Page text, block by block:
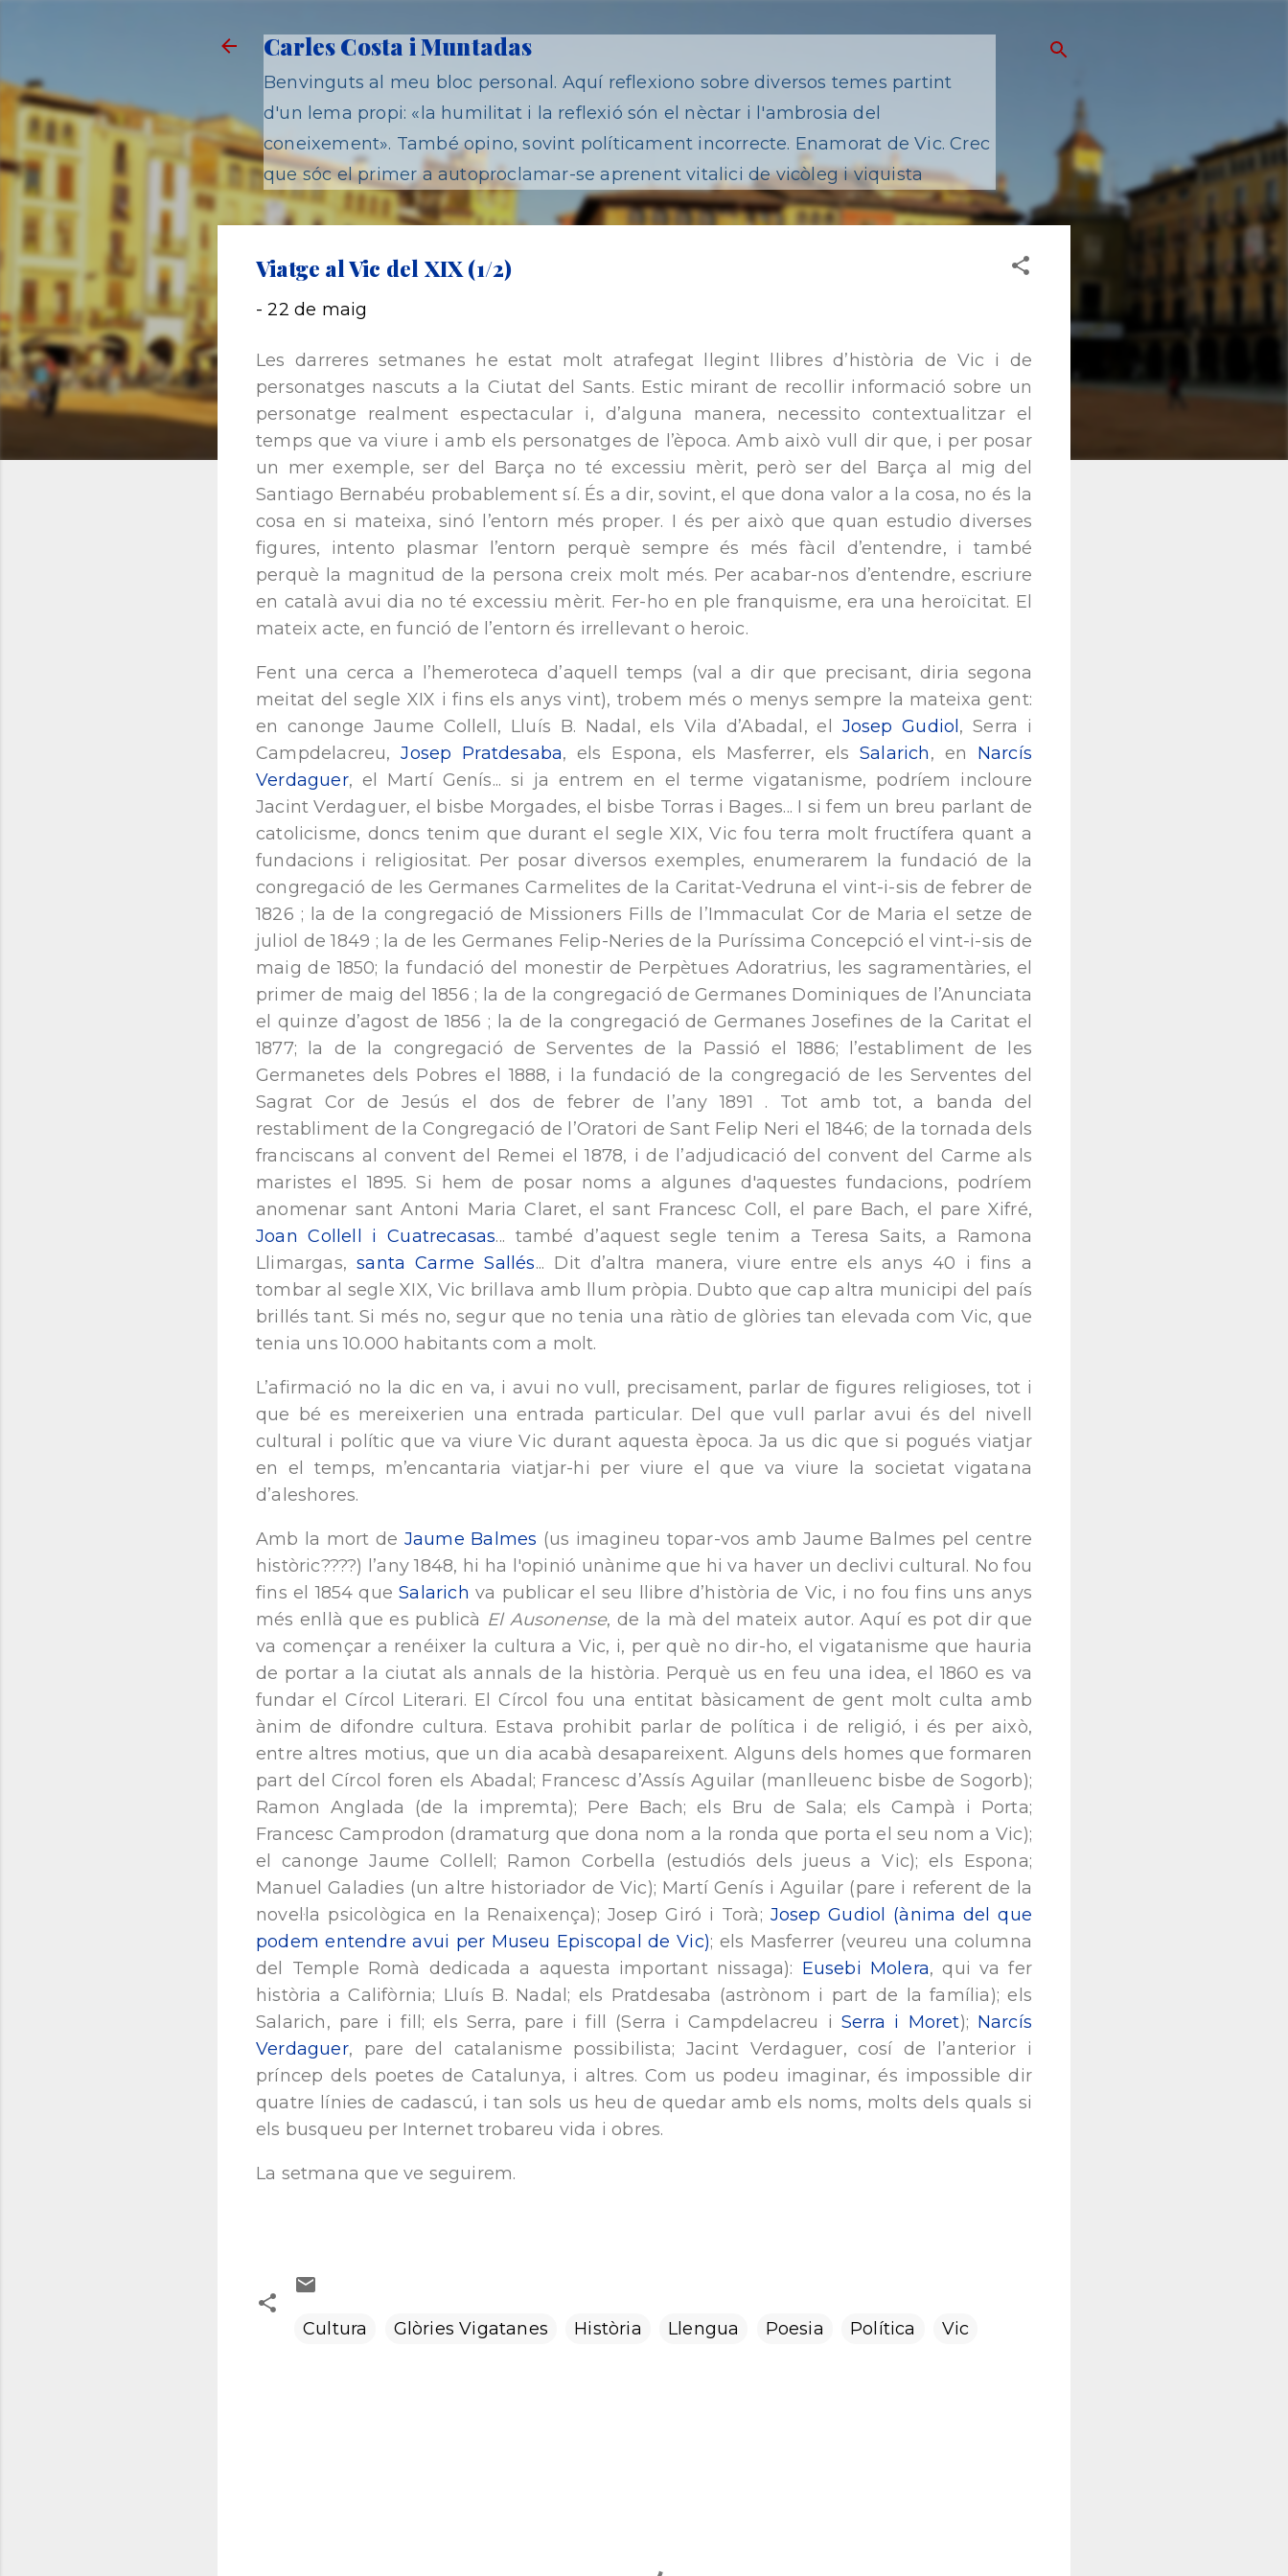
Carles Costa i Muntadas
Benvinguts al meu bloc personal. Aquí reflexiono sobre diversos temes partint
d'un lema propi: «la humilitat i la reflexió són el nèctar i l'ambrosia del
coneixement». També opino, sovint políticament incorrecte. Enamorat de Vic. Crec
que sóc el primer a autoproclamar-se aprenent vitalici de vicòleg i viquista
Viatge al Vic del XIX (1/2)
-22 de maig
Les darreres setmanes he estat molt atrafegat llegint llibres d’història de Vic i de
personatges nascuts a la Ciutat del Sants. Estic mirant de recollir informació sobre un
personatge realment espectacular i, d’alguna manera, necessito contextualitzar el
temps que va viure i amb els personatges de l’època. Amb això vull dir que, i per posar
un mer exemple, ser del Barça no té excessiu mèrit, però ser del Barça al mig del
Santiago Bernabéu probablement sí. És a dir, sovint, el que dona valor a la cosa, no és la
cosa en si mateixa, sinó l’entorn més proper. I és per això que quan estudio diverses
figures, intento plasmar l’entorn perquè sempre és més fàcil d’entendre, i també
perquè la magnitud de la persona creix molt més. Per acabar-nos d’entendre, escriure
en català avui dia no té excessiu mèrit. Fer-ho en ple franquisme, era una heroïcitat. El
mateix acte, en funció de l’entorn és irrellevant o heroic.
Fent una cerca a l’hemeroteca d’aquell temps (val a dir que precisant, diria segona
meitat del segle XIX i fins els anys vint), trobem més o menys sempre la mateixa gent:
en canonge Jaume Collell, Lluís B. Nadal, els Vila d’Abadal, el Josep Gudiol , Serra i
Campdelacreu,Josep Pratdesaba, els Espona, els Masferrer, elsSalarich, en Narcís
Verdaguer, el Martí Genís... si ja entrem en el terme vigatanisme, podríem incloure
Jacint Verdaguer, el bisbe Morgades, el bisbe Torras i Bages... I si fem un breu parlant de
catolicisme, doncs tenim que durant el segle XIX, Vic fou terra molt fructífera quant a
fundacions i religiositat. Per posar diversos exemples, enumerarem la fundació de la
congregació de les Germanes Carmelites de la Caritat-Vedruna el vint-i-sis de febrer de
1826 ; la de la congregació de Missioners Fills de l’Immaculat Cor de Maria el setze de
juliol de 1849 ; la de les Germanes Felip-Neries de la Puríssima Concepció el vint-i-sis de
maig de 1850; la fundació del monestir de Perpètues Adoratrius, les sagramentàries, el
primer de maig del 1856 ; la de la congregació de Germanes Dominiques de l’Anunciata
el quinze d’agost de 1856 ; la de la congregació de Germanes Josefines de la Caritat el
1877; la de la congregació de Serventes de la Passió el 1886; l’establiment de les
Germanetes dels Pobres el 1888, i la fundació de la congregació de les Serventes del
Sagrat Cor de Jesús el dos de febrer de l’any 1891 . Tot amb tot, a banda del
restabliment de la Congregació de l’Oratori de Sant Felip Neri el 1846; de la tornada dels
franciscans al convent del Remei el 1878, i de l’adjudicació del convent del Carme als
maristes el 1895. Si hem de posar noms a algunes d'aquestes fundacions, podríem
anomenar sant Antoni Maria Claret, el sant Francesc Coll, el pare Bach, el pare Xifré,
Joan Collell i Cuatrecasas... també d’aquest segle tenim a Teresa Saits, a Ramona
Llimargas,santa Carme Sallés... Dit d’altra manera, viure entre els anys 40 i fins a
tombar al segle XIX, Vic brillava amb llum pròpia. Dubto que cap altra municipi del país
brillés tant. Si més no, segur que no tenia una ràtio de glòries tan elevada com Vic, que
tenia uns 10.000 habitants com a molt.
L’afirmació no la dic en va, i avui no vull, precisament, parlar de figures religioses, tot i
que bé es mereixerien una entrada particular. Del que vull parlar avui és del nivell
cultural i polític que va viure Vic durant aquesta època. Ja us dic que si pogués viatjar
en el temps, m’encantaria viatjar-hi per viure el que va viure la societat vigatana
d’aleshores.
Amb la mort de Jaume Balmes (us imagineu topar-vos amb Jaume Balmes pel centre
històric????) l’any 1848, hi ha l'opinió unànime que hi va haver un declivi cultural. No fou
fins el 1854 queSalarichva publicar el seu llibre d’història de Vic, i no fou fins uns anys
més enllà que es publicà El Ausonense, de la mà del mateix autor. Aquí es pot dir que
va començar a renéixer la cultura a Vic, i, per què no dir-ho, el vigatanisme que hauria
de portar a la ciutat als annals de la història. Perquè us en feu una idea, el 1860 es va
fundar el Círcol Literari. El Círcol fou una entitat bàsicament de gent molt culta amb
ànim de difondre cultura. Estava prohibit parlar de política i de religió, i és per això,
entre altres motius, que un dia acabà desapareixent. Alguns dels homes que formaren
part del Círcol foren els Abadal; Francesc d’Assís Aguilar (manlleuenc bisbe de Sogorb);
Ramon Anglada (de la impremta); Pere Bach; els Bru de Sala; els Campà i Porta;
Francesc Camprodon (dramaturg que dona nom a la ronda que porta el seu nom a Vic);
el canonge Jaume Collell; Ramon Corbella (estudiós dels jueus a Vic); els Espona;
Manuel Galadies (un altre historiador de Vic); Martí Genís i Aguilar (pare i referent de la
novel·la psicològica en la Renaixença); Josep Giró i Torà; Josep Gudiol (ànima del que
podem entendre avui per Museu Episcopal de Vic); els Masferrer (veureu una columna
del Temple Romà dedicada a aquesta important nissaga): Eusebi Molera, qui va fer
història a Califòrnia; Lluís B. Nadal; els Pratdesaba (astrònom i part de la família); els
Salarich, pare i fill; els Serra, pare i fill (Serra i Campdelacreu i Serra i Moret); Narcís
Verdaguer, pare del catalanisme possibilista; Jacint Verdaguer, cosí de l’anterior i
príncep dels poetes de Catalunya, i altres. Com us podeu imaginar, és impossible dir
quatre línies de cadascú, i tan sols us heu de quedar amb els noms, molts dels quals si
els busqueu per Internet trobareu vida i obres.
La setmana que ve seguirem.
Cultura Glòries Vigatanes Història Llengua Poesia Política Vic